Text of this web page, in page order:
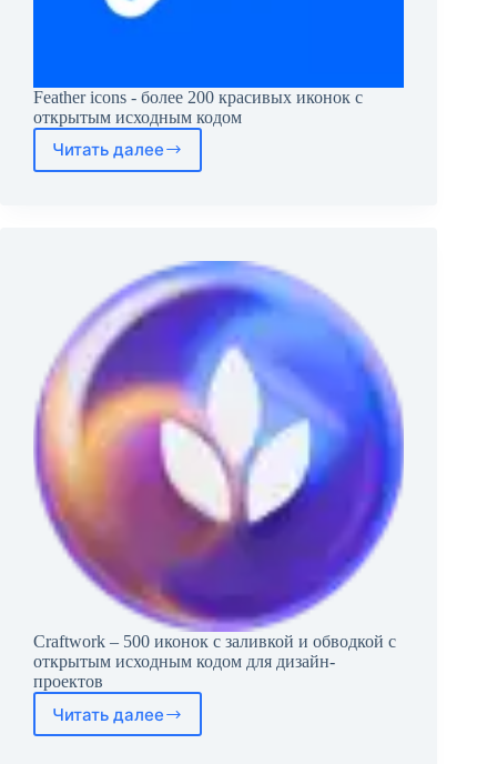
Feather icons - более 200 красивых иконок с
открытым исходным кодом
Читать далее
Feather
Craftwork – 500 иконок с заливкой и обводкой с
открытым исходным кодом для дизайн-
проектов
Читать далее
Craftwork